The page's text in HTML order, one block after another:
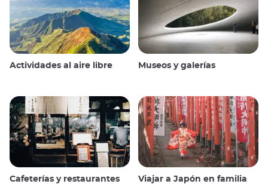
Actividades al aire libre Museos y galerías
Cafeterías y restaurantes Viajar a Japón en familia